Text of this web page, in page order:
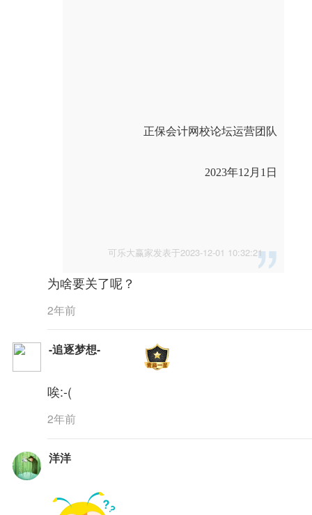
正保会计网校论坛运营团队
2023年12月1日
可乐大赢家发表于2023-12-01 10:32:21
为啥要关了呢？
2年前
-追逐梦想-
唉:-(
2年前
洋洋